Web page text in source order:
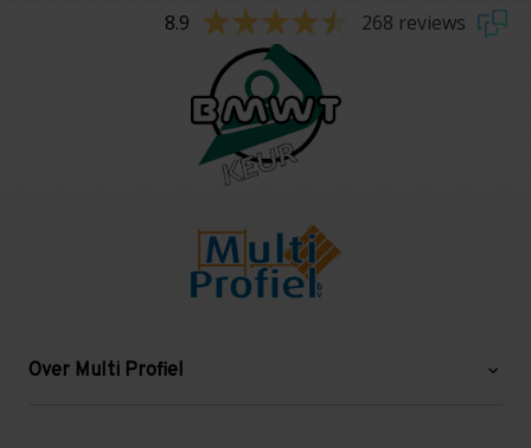
8.9 268 reviews
Over Multi Profiel